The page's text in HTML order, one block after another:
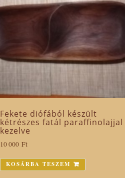
Fekete diófából készült
kétrészes fatál paraffinolajjal
kezelve
10 000Ft
KOSÁRBA TESZEM